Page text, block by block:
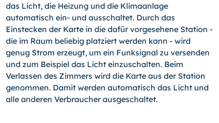
das Licht, die Heizung und die Klimaanlage
automatisch ein- und ausschaltet. Durch das
Einstecken der Karte in die dafür vorgesehene Station -
die im Raum beliebig platziert werden kann - wird
genug Strom erzeugt, um ein Funksignal zu versenden
und zum Beispiel das Licht einzuschalten. Beim
Verlassen des Zimmers wird die Karte aus der Station
genommen. Damit werden automatisch das Licht und
alle anderen Verbraucher ausgeschaltet.